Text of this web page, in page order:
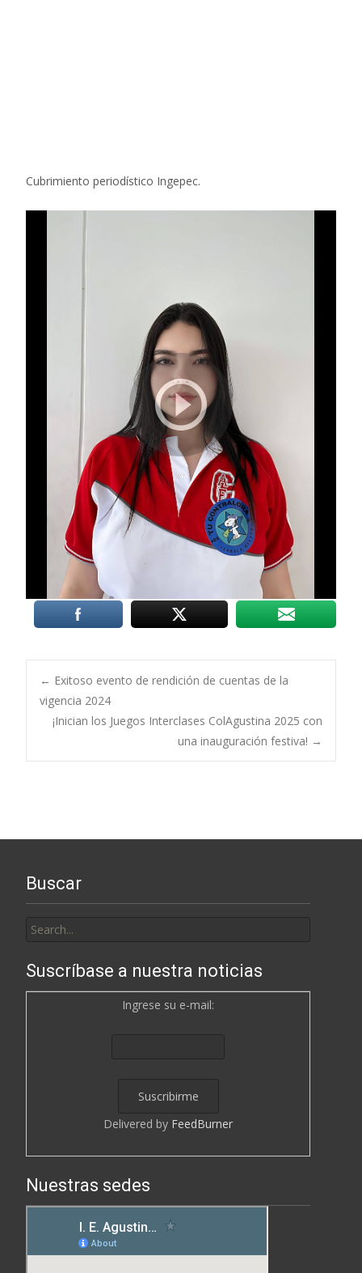
Cubrimiento periodístico Ingepec.
Post
navigation
← Exitoso evento de rendición de cuentas de la
vigencia 2024
¡Inician los Juegos Interclases ColAgustina 2025 con
una inauguración festiva! →
Buscar
for:
Suscríbase a nuestra noticias
Ingrese su e-mail:
Delivered by FeedBurner
Nuestras sedes